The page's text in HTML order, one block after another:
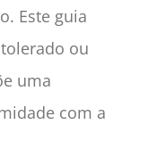
Este guia
ou
uma
com a